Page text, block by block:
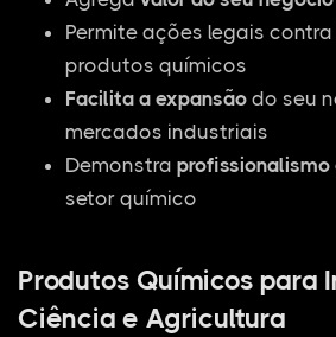
Permite ações legais
produtos químicos
Facilita a expansão do seu
mercados industriais
Demonstra profissionalismo
setor químico
Produtos Químicos para
Ciência e Agricultura